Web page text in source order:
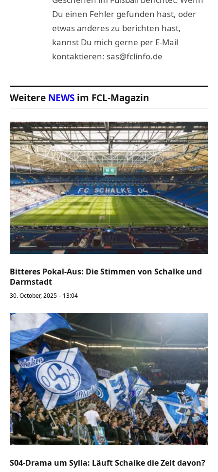
Du einen Fehler gefunden hast, oder
etwas anderes zu berichten hast,
kannst Du mich gerne per E-Mail
kontaktieren: sas@fclinfo.de
Weitere NEWS im FCL-Magazin
Bitteres Pokal-Aus: Die Stimmen von Schalke und
Darmstadt
30. October, 2025 – 13:04
S04-Drama um Sylla: Läuft Schalke die Zeit davon?